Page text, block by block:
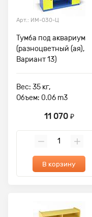
Арт.: ИМ-030-Ц
Тумба под аквариум
(разноцветный (ая),
Вариант 13)
Вес: 35 кг,
Объем: 0.06 m3
11 070 ₽
В корзину